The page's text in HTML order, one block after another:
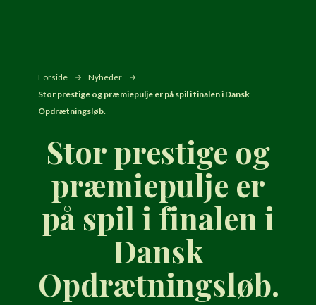
Forside
Nyheder
Stor prestige og præmiepulje er på spil i finalen i Dansk
Opdrætningsløb.
Stor prestige og
præmiepulje er
på spil i finalen i
Dansk
Opdrætningsløb.